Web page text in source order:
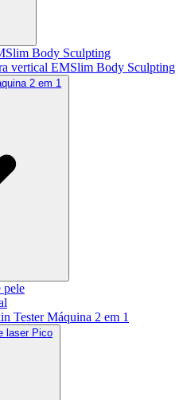
Body Sculpting
vertical EMSlim Body Sculpting
2 em 1
pele
Tester Máquina 2 em 1
laser Pico